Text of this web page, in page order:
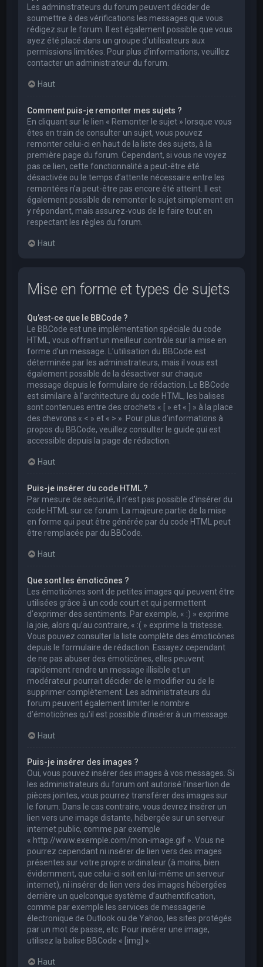
Les administrateurs du forum peuvent décider de
soumettre à des vérifications les messages que vous
rédigez sur le forum. Il est également possible que vous
ayez été placé dans un groupe d’utilisateurs aux
permissions limitées. Pour plus d’informations, veuillez
contacter un administrateur du forum.
Haut
Comment puis-je remonter mes sujets ?
En cliquant sur le lien « Remonter le sujet » lorsque vous
êtes en train de consulter un sujet, vous pouvez
remonter celui-ci en haut de la liste des sujets, à la
première page du forum. Cependant, si vous ne voyez
pas ce lien, cette fonctionnalité a peut-être été
désactivée ou le temps d’attente nécessaire entre les
remontées n’a peut-être pas encore été atteint. Il est
également possible de remonter le sujet simplement en
y répondant, mais assurez-vous de le faire tout en
respectant les règles du forum.
Haut
Mise en forme et types de sujets
Qu’est-ce que le BBCode ?
Le BBCode est une implémentation spéciale du code
HTML, vous offrant un meilleur contrôle sur la mise en
forme d’un message. L’utilisation du BBCode est
déterminée par les administrateurs, mais il vous est
également possible de la désactiver sur chaque
message depuis le formulaire de rédaction. Le BBCode
est similaire à l’architecture du code HTML, les balises
sont contenues entre des crochets « [ » et « ] » à la place
des chevrons « < » et « > ». Pour plus d’informations à
propos du BBCode, veuillez consulter le guide qui est
accessible depuis la page de rédaction.
Haut
Puis-je insérer du code HTML ?
Par mesure de sécurité, il n’est pas possible d’insérer du
code HTML sur ce forum. La majeure partie de la mise
en forme qui peut être générée par du code HTML peut
être remplacée par du BBCode.
Haut
Que sont les émoticônes ?
Les émoticônes sont de petites images qui peuvent être
utilisées grâce à un code court et qui permettent
d’exprimer des sentiments. Par exemple, « :) » exprime
la joie, alors qu’au contraire, « :( » exprime la tristesse.
Vous pouvez consulter la liste complète des émoticônes
depuis le formulaire de rédaction. Essayez cependant
de ne pas abuser des émoticônes, elles peuvent
rapidement rendre un message illisible et un
modérateur pourrait décider de le modifier ou de le
supprimer complètement. Les administrateurs du
forum peuvent également limiter le nombre
d’émoticônes qu’il est possible d’insérer à un message.
Haut
Puis-je insérer des images ?
Oui, vous pouvez insérer des images à vos messages. Si
les administrateurs du forum ont autorisé l’insertion de
pièces jointes, vous pourrez transférer des images sur
le forum. Dans le cas contraire, vous devrez insérer un
lien vers une image distante, hébergée sur un serveur
internet public, comme par exemple
« http://www.exemple.com/mon-image.gif ». Vous ne
pourrez cependant ni insérer de lien vers des images
présentes sur votre propre ordinateur (à moins, bien
évidemment, que celui-ci soit en lui-même un serveur
internet), ni insérer de lien vers des images hébergées
derrière un quelconque système d’authentification,
comme par exemple les services de messagerie
électronique de Outlook ou de Yahoo, les sites protégés
par un mot de passe, etc. Pour insérer une image,
utilisez la balise BBCode « [img] ».
Haut